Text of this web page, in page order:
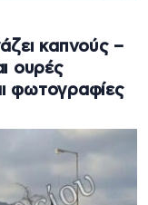
καπνούς –
ουρές
φωτογραφίες